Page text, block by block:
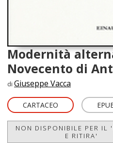
Modernità
Novecento di
di Giuseppe Vacca
CARTACEO
NON DISPONIBILE PER IL
E RITIRA'